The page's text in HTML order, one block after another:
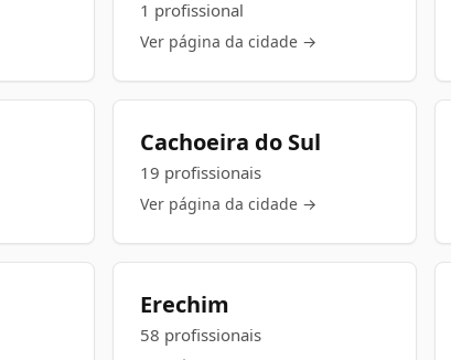
1 profissional
Ver página da cidade →
Cachoeira do Sul
19 profissionais
Ver página da cidade →
Erechim
58 profissionais